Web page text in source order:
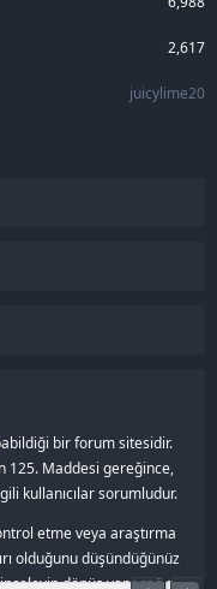
2,617
juicylime20
bir forum sitesidir.
125. Maddesi gereğince,
kullanıcılar sorumludur.
etme veya araştırma
olduğunu düşündüğünüz
dönüş yapacağız.